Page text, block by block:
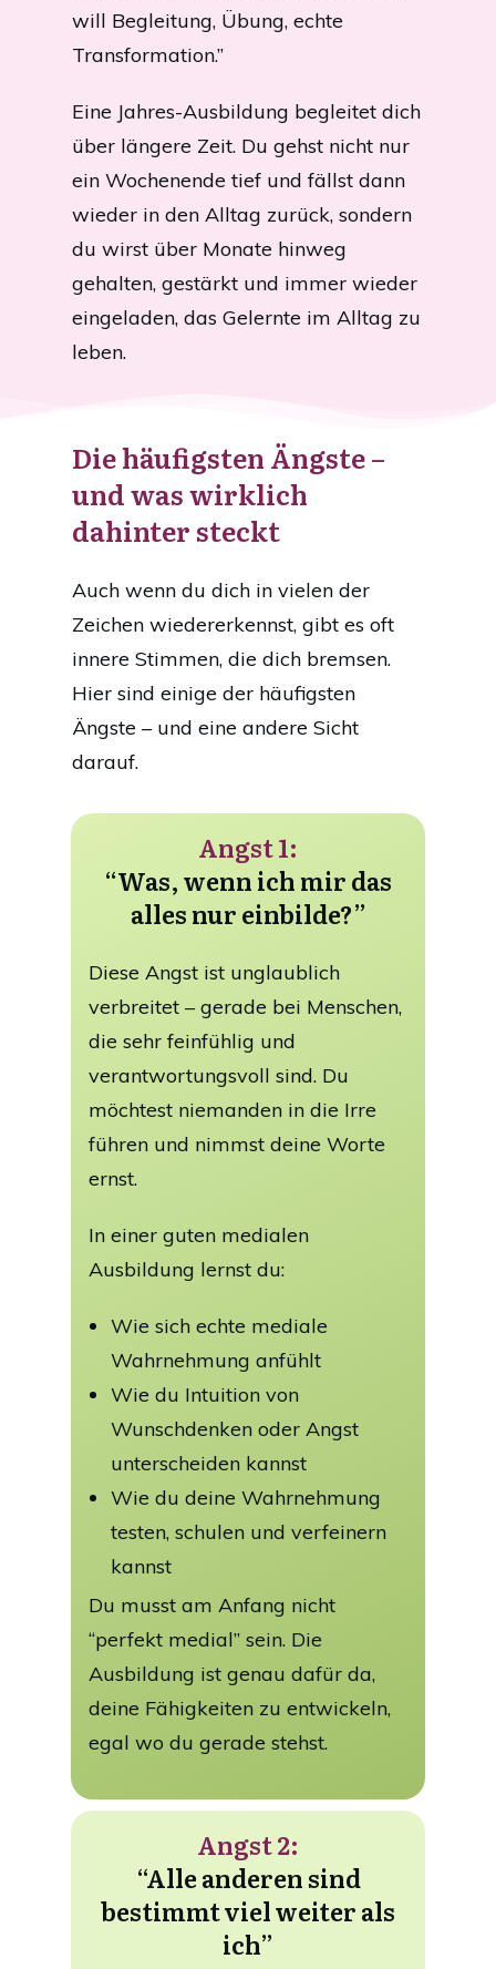
will Begleitung, Übung, echte
Transformation.”
Eine Jahres-Ausbildung begleitet dich
über längere Zeit. Du gehst nicht nur
ein Wochenende tief und fällst dann
wieder in den Alltag zurück, sondern
du wirst über Monate hinweg
gehalten, gestärkt und immer wieder
eingeladen, das Gelernte im Alltag zu
leben.
Die häufigsten Ängste –
und was wirklich
dahinter steckt
Auch wenn du dich in vielen der
Zeichen wiedererkennst, gibt es oft
innere Stimmen, die dich bremsen.
Hier sind einige der häufigsten
Ängste – und eine andere Sicht
darauf.
Angst 1:
“Was, wenn ich mir das
alles nur einbilde?”
Diese Angst ist unglaublich
verbreitet – gerade bei Menschen,
die sehr feinfühlig und
verantwortungsvoll sind. Du
möchtest niemanden in die Irre
führen und nimmst deine Worte
ernst.
In einer guten medialen
Ausbildung lernst du:
Wie sich echte mediale
Wahrnehmung anfühlt
Wie du Intuition von
Wunschdenken oder Angst
unterscheiden kannst
Wie du deine Wahrnehmung
testen, schulen und verfeinern
kannst
Du musst am Anfang nicht
“perfekt medial” sein. Die
Ausbildung ist genau dafür da,
deine Fähigkeiten zu entwickeln,
egal wo du gerade stehst.
Angst 2:
“Alle anderen sind
bestimmt viel weiter als
ich”